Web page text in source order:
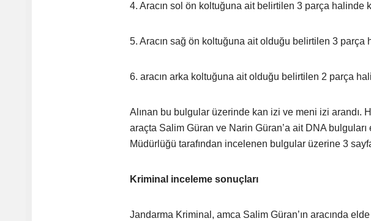
4. Aracın sol ön koltuğuna ait belirtilen 3 parça halinde
5. Aracın sağ ön koltuğuna ait olduğu belirtilen 3 parça
6. aracın arka koltuğuna ait olduğu belirtilen 2 parça
Alınan bu bulgular üzerinde kan izi ve meni izi arandı.
araçta Salim Güran ve Narin Güran’a ait DNA
Müdürlüğü tarafından incelenen bulgular üzerine 3
Kriminal inceleme sonuçları
Jandarma Kriminal, amca Salim Güran’ın aracında